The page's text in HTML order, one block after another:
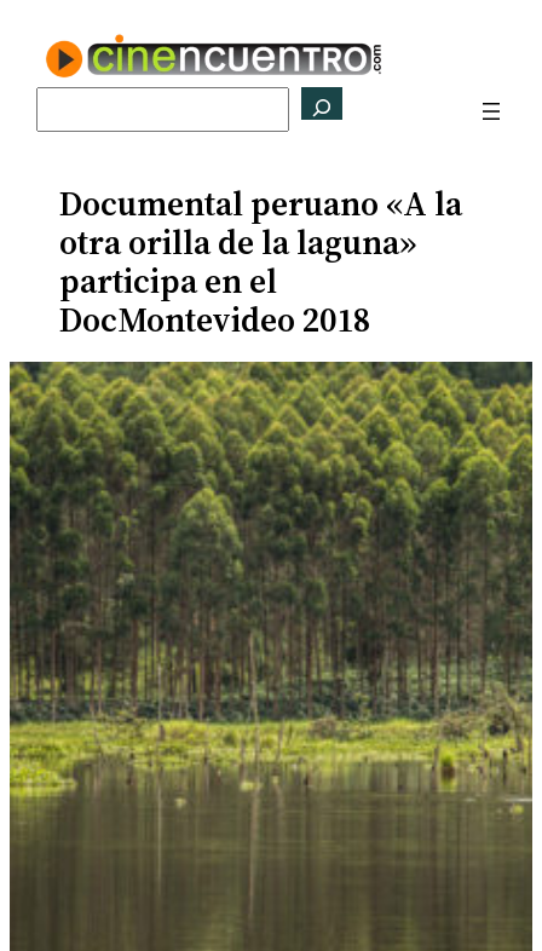
contenido
Documental peruano «A la
otra orilla de la laguna»
participa en el
DocMontevideo 2018